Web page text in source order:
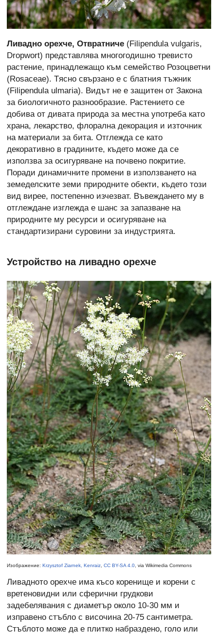
Ливадно орехче, Отвратниче (Filipendula vulgaris,
Dropwort) представлява многогодишно тревисто
растение, принадлежащо към семейство Розоцветни
(Rosaceae). Tясно свързано e с блатния тъжник
(Filipendula ulmaria). Видът не е защитен от Закона
за биологичното разнообразие. Растението се
добива от дивата природа за местна употреба като
храна, лекарство, флорална декорация и източник
на материали за бита. Отглежда се като
декоративно в градините, където може да се
използва за осигуряване на почвено покритие.
Поради динамичните промени в използването на
земеделските земи природните обекти, където този
вид вирее, постепенно изчезват. Въвеждането му в
отглеждане изглежда е шанс за запазване на
природните му ресурси и осигуряване на
стандартизирани суровини за индустрията.
Устройство на ливадно орехче
Изображение: Krzysztof Ziarnek, Kenraiz CC BY-SA 4.0 , via Wikimedia Commons
Ливадното орехче има късо коренище и корени с
вретеновидни или сферични грудкови
задебелявания с диаметър около 10-30 мм и
изправено стъбло с височина 20-75 сантиметра.
Стъблото може да е плитко набраздено, голо или